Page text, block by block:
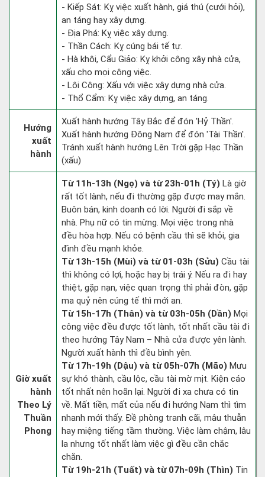
- Kiếp Sát: Kỵ việc xuất hành, giá thú (cưới hỏi),
an táng hay xây dựng.
- Địa Phá: Kỵ việc xây dựng.
- Thần Cách: Kỵ cúng bái tế tự.
- Hà khôi, Cẩu Giảo: Kỵ khởi công xây nhà cửa,
xấu cho mọi công việc.
- Lôi Công: Xấu với việc xây dựng nhà cửa.
- Thổ Cẩm: Kỵ việc xây dựng, an táng.
Hướng
xuất
hành
Xuất hành hướng Tây Bắc để đón 'Hỷ Thần'.
Xuất hành hướng Đông Nam để đón 'Tài Thần'.
Tránh xuất hành hướng Lên Trời gặp Hạc Thần
(xấu)
Giờ xuất
hành
Theo Lý
Thuần
Phong
Từ 11h-13h (Ngọ) và từ 23h-01h (Tý) Là giờ
rất tốt lành, nếu đi thường gặp được may mắn.
Buôn bán, kinh doanh có lời. Người đi sắp về
nhà. Phụ nữ có tin mừng. Mọi việc trong nhà
đều hòa hợp. Nếu có bệnh cầu thì sẽ khỏi, gia
đình đều mạnh khỏe.
Từ 13h-15h (Mùi) và từ 01-03h (Sửu) Cầu tài
thì không có lợi, hoặc hay bị trái ý. Nếu ra đi hay
thiệt, gặp nạn, việc quan trọng thì phải đòn, gặp
ma quỷ nên cúng tế thì mới an.
Từ 15h-17h (Thân) và từ 03h-05h (Dần) Mọi
công việc đều được tốt lành, tốt nhất cầu tài đi
theo hướng Tây Nam – Nhà cửa được yên lành.
Người xuất hành thì đều bình yên.
Từ 17h-19h (Dậu) và từ 05h-07h (Mão) Mưu
sự khó thành, cầu lộc, cầu tài mờ mịt. Kiện cáo
tốt nhất nên hoãn lại. Người đi xa chưa có tin
về. Mất tiền, mất của nếu đi hướng Nam thì tìm
nhanh mới thấy. Đề phòng tranh cãi, mâu thuẫn
hay miệng tiếng tầm thường. Việc làm chậm, lâu
la nhưng tốt nhất làm việc gì đều cần chắc
chắn.
Từ 19h-21h (Tuất) và từ 07h-09h (Thìn) Tin